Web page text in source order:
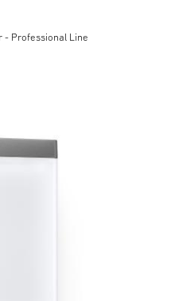
- Professional Line